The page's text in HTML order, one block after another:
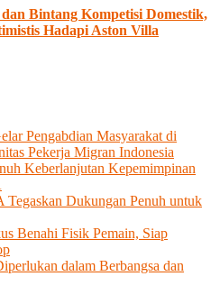
Bintang Kompetisi Domestik,
Hadapi Aston Villa
Pengabdian Masyarakat di
Pekerja Migran Indonesia
Keberlanjutan Kepemimpinan
Tegaskan Dukungan Penuh untuk
Benahi Fisik Pemain, Siap
dalam Berbangsa dan